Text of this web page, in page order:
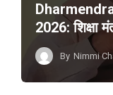
2026: शिक्षा
By Nimmi